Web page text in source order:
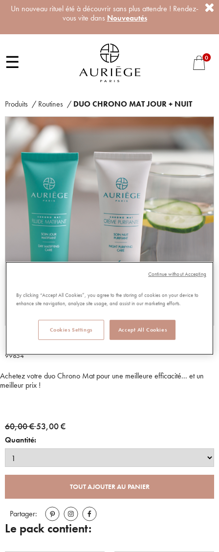
Un nouveau rituel été à découvrir sans plus attendre ! Rendez-
vous vite dans Nouveautés
☰ 0
Produits / Routines / DUO CHRONO MAT JOUR + NUIT
DUO CHRONO MAT JOUR + NUIT
99854
Achetez votre duo Chrono Mat pour une meilleure efficacité... et un
meilleur prix !
Price reduced from
60,00 €to
53,00 €
Quantité:
TOUT AJOUTER AU PANIER
Partager:
Le pack contient:
By clicking “Accept All Cookies”, you agree to the storing of cookies on your device to
enhance site navigation, analyze site usage, and assist in our marketing efforts.
Accept All Cookies
Cookies Settings
Continue without Accepting